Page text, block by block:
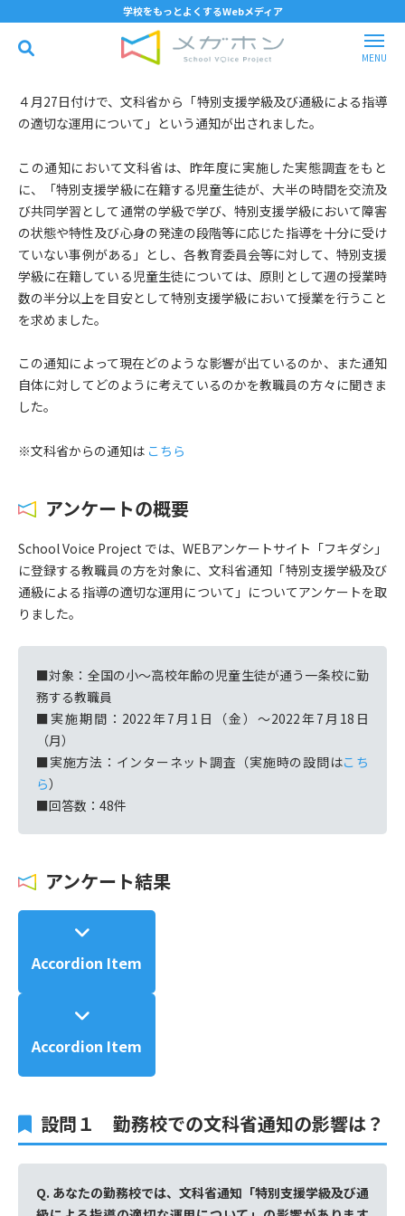
学校をもっとよくするWebメディア
４月27日付けで、文科省から「特別支援学級及び通級による指導
の適切な運用について」という通知が出されました。
この通知において文科省は、昨年度に実施した実態調査をもと
に、「特別支援学級に在籍する児童生徒が、大半の時間を交流及
び共同学習として通常の学級で学び、特別支援学級において障害
の状態や特性及び心身の発達の段階等に応じた指導を十分に受け
ていない事例がある」とし、各教育委員会等に対して、特別支援
学級に在籍している児童生徒については、原則として週の授業時
数の半分以上を目安として特別支援学級において授業を行うこと
を求めました。
この通知によって現在どのような影響が出ているのか、また通知
自体に対してどのように考えているのかを教職員の方々に聞きま
した。
※文科省からの通知は こちら
アンケートの概要
School Voice Project では、WEBアンケートサイト「フキダシ」
に登録する教職員の方を対象に、文科省通知「特別支援学級及び
通級による指導の適切な運用について」についてアンケートを取
りました。
■対象：全国の小〜高校年齢の児童生徒が通う一条校に勤
務する教職員
■実施期間：2022年7月1日（金）〜2022年7月18日
（月）
■実施方法：インターネット調査（実施時の設問はこち
ら）
■回答数：48件
アンケート結果
Accordion Item
Accordion Item
設問１ 勤務校での文科省通知の影響は？
Q. あなたの勤務校では、文科省通知「特別支援学級及び通